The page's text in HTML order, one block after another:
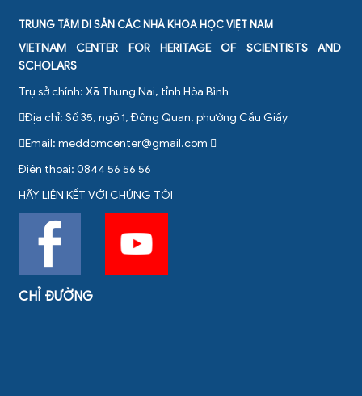
TRUNG TÂM DI SẢN CÁC NHÀ KHOA HỌC VIỆT NAM
VIETNAM CENTER FOR HERITAGE OF SCIENTISTS AND
SCHOLARS
Trụ sở chính: Xã Thung Nai, tỉnh Hòa Bình
Địa chỉ: Số 35, ngõ 1, Đông Quan, phường Cầu Giấy
Email: meddomcenter@gmail.com
Điện thoại: 0844 56 56 56
HÃY LIÊN KẾT VỚI CHÚNG TÔI
CHỈ ĐƯỜNG